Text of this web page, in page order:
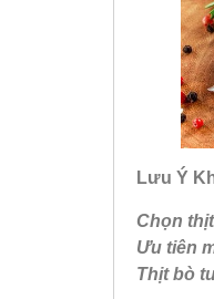
Lưu Ý
Chọn
Ưu tiên
Thịt bò